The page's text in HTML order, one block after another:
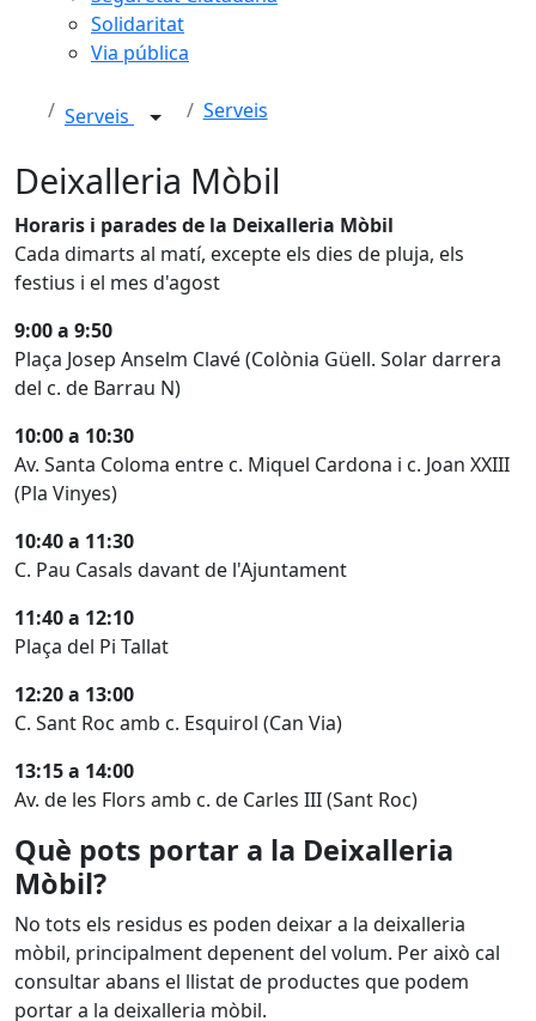
Solidaritat
Via pública
Serveis Serveis
Deixalleria Mòbil
Horaris i parades de la Deixalleria Mòbil
Cada dimarts al matí, excepte els dies de pluja, els
festius i el mes d'agost
9:00 a 9:50
Plaça Josep Anselm Clavé (Colònia Güell. Solar darrera
del c. de Barrau N)
10:00 a 10:30
Av. Santa Coloma entre c. Miquel Cardona i c. Joan XXIII
(Pla Vinyes)
10:40 a 11:30
C. Pau Casals davant de l'Ajuntament
11:40 a 12:10
Plaça del Pi Tallat
12:20 a 13:00
C. Sant Roc amb c. Esquirol (Can Via)
13:15 a 14:00
Av. de les Flors amb c. de Carles III (Sant Roc)
Què pots portar a la Deixalleria
Mòbil?
No tots els residus es poden deixar a la deixalleria
mòbil, principalment depenent del volum. Per això cal
consultar abans el llistat de productes que podem
portar a la deixalleria mòbil.